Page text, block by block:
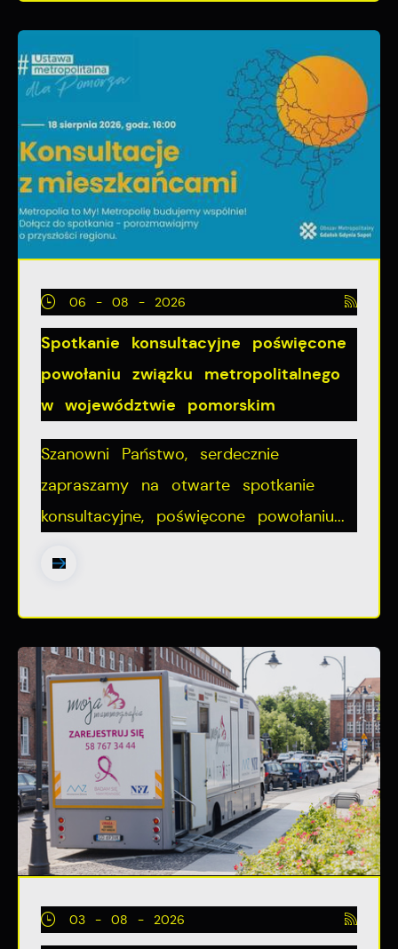
06 - 08 - 2026
Spotkanie konsultacyjne poświęcone
powołaniu związku metropolitalnego
w województwie pomorskim
Szanowni Państwo, serdecznie
zapraszamy na otwarte spotkanie
konsultacyjne, poświęcone powołaniu...
03 - 08 - 2026